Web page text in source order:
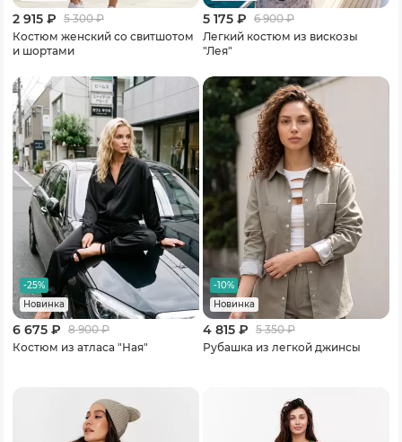
2 915 ₽ 5 300₽
Костюм женский со свитшотом
и шортами
5 175 ₽ 6 900₽
Легкий костюм из вискозы
"Лея"
-25%
Новинка
6 675 ₽ 8 900₽
Костюм из атласа "Ная"
-10%
Новинка
4 815 ₽ 5 350₽
Рубашка из легкой джинсы